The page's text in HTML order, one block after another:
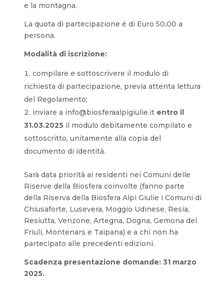
e la montagna.
La quota di partecipazione è di Euro 50,00 a
persona.
Modalità di iscrizione:
compilare e sottoscrivere il modulo di
richiesta di partecipazione, previa attenta lettura
del Regolamento;
inviare a info@biosferaalpigiulie.it entro il
31.03.2025il modulo debitamente compilato e
sottoscritto, unitamente alla copia del
documento di identità.
Sarà data priorità ai residenti nei Comuni delle
Riserve della Biosfera coinvolte (fanno parte
della Riserva della Biosfera Alpi Giulie i Comuni di
Chiusaforte, Lusevera, Moggio Udinese, Resia,
Resiutta, Venzone, Artegna, Dogna, Gemona del
Friuli, Montenars e Taipana) e a chi non ha
partecipato alle precedenti edizioni.
Scadenza presentazione domande: 31 marzo
2025.